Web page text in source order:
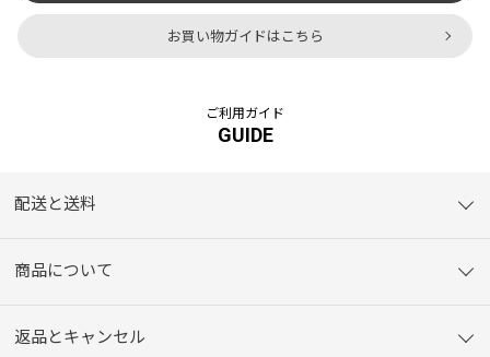
お買い物ガイドはこちら
ご利用ガイド
GUIDE
配送と送料
商品について
返品とキャンセル